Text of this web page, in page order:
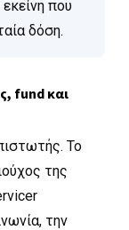
που
δόση.
fund και
Το
της
την